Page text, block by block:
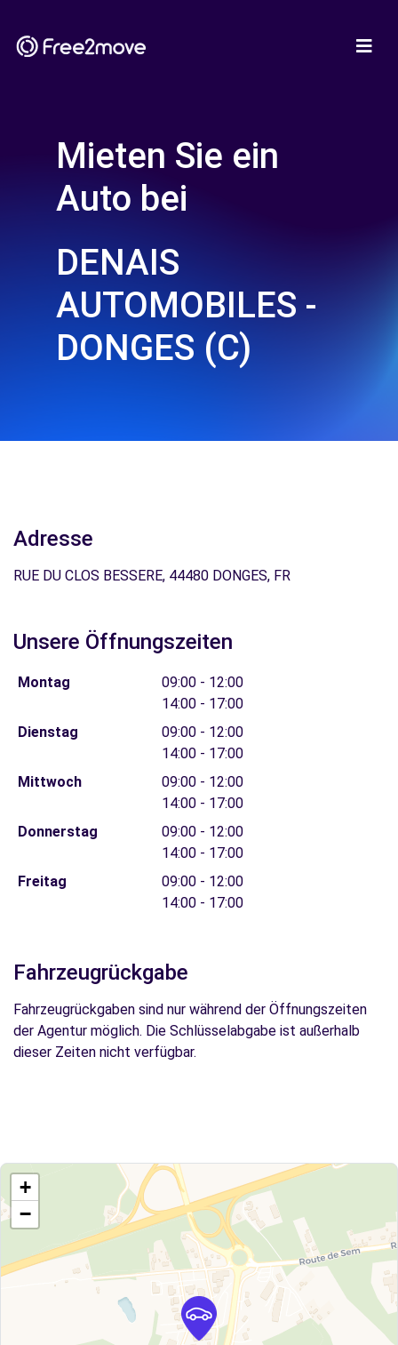
Mieten Sie ein
Auto bei
DENAIS
AUTOMOBILES -
DONGES (C)
Adresse
RUE DU CLOS BESSERE, 44480 DONGES, FR
Unsere Öffnungszeiten
Montag
09:00 - 12:00
14:00 - 17:00
Dienstag
09:00 - 12:00
14:00 - 17:00
Mittwoch
09:00 - 12:00
14:00 - 17:00
Donnerstag
09:00 - 12:00
14:00 - 17:00
Freitag
09:00 - 12:00
14:00 - 17:00
Fahrzeugrückgabe
Fahrzeugrückgaben sind nur während der Öffnungszeiten
der Agentur möglich. Die Schlüsselabgabe ist außerhalb
dieser Zeiten nicht verfügbar.
+
−